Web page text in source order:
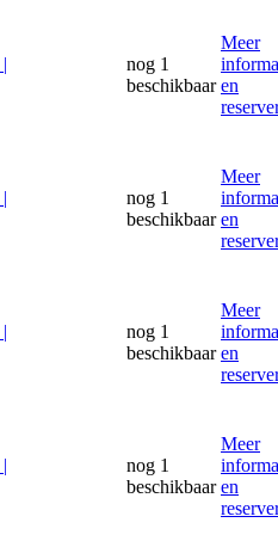
nog 1
beschikbaar
Meer
en
nog 1
beschikbaar
Meer
en
nog 1
beschikbaar
Meer
en
nog 1
beschikbaar
Meer
en